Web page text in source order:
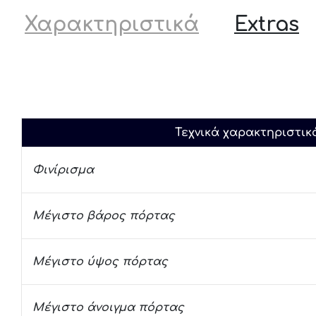
Χαρακτηριστικά Extras
Τεχνικά
Φινίρισμα
Μέγιστο βάρος πόρτας
Μέγιστο ύψος πόρτας
Μέγιστο άνοιγμα πόρτας